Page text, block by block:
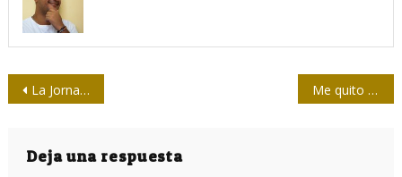
Navegación
entradas
La Jornada: Cuba denuncia en redes sociales los efectos del bloqueo de EE.UU. Me quito también el sombrero ante los periodistas, dice cubana agradecida
Deja una respuesta